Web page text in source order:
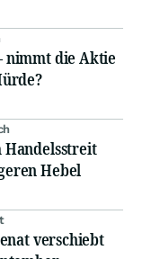
nimmt die Aktie
Handelsstreit
Hebel
verschiebt